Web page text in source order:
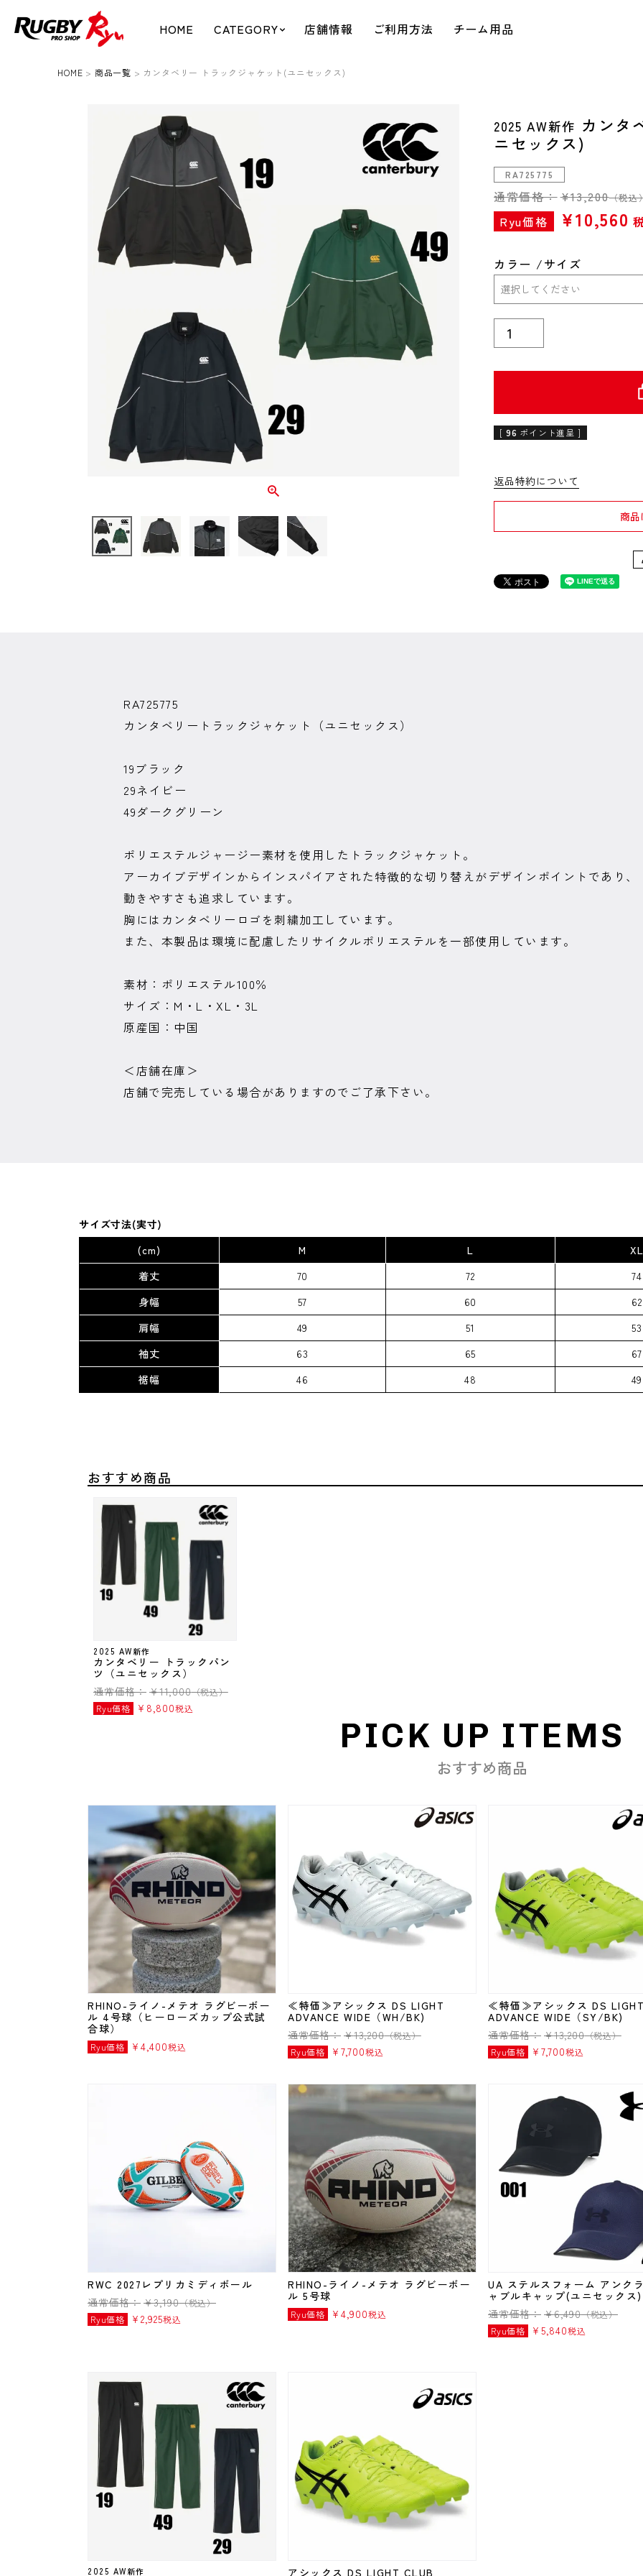
HOME CATEGORY 店舗情報 ご利用方法 チーム用品
HOME 商品一覧 カンタベリー トラックジャケット(ユニセックス)
2025 AW新作 カンタ
ニセックス)
RA725775
通常価格：¥13,200（税込
Ryu価格 ¥10,560
カラー サイズ
[ 96 ポイント進呈 ]
返品特約について
商品
RA725775
カンタベリートラックジャケット（ユニセックス）
19ブラック
29ネイビー
49ダークグリーン
ポリエステルジャージー素材を使用したトラックジャケット。
アーカイブデザインからインスパイアされた特徴的な切り替えがデザインポイントであり、
動きやすさも追求しています。
胸にはカンタベリーロゴを刺繍加工しています。
また、本製品は環境に配慮したリサイクルポリエステルを一部使用しています。
素材：ポリエステル100％
サイズ：M・L・XL・3L
原産国：中国
＜店舗在庫＞
店舗で完売している場合がありますのでご了承下さい。
サイズ寸法(実寸)
(cm)
M L XL
着丈
70 72 74
身幅
57 60 62
肩幅
49 51 53
袖丈
63 65 67
裾幅
46 48 49
おすすめ商品
2025 AW新作
カンタベリー トラックパン
ツ（ユニセックス）
通常価格： ¥11,000（税込）
Ryu価格
¥ 8,800税込
PICK UP ITEMS
おすすめ商品
RHINO-ライノ-メテオ ラグビーボー
ル 4号球（ヒーローズカップ公式試
合球）
Ryu価格 ¥ 4,400税込
≪特価≫アシックス DS LIGHT
ADVANCE WIDE（WH/BK)
通常価格： ¥13,200（税込）
Ryu価格
¥ 7,700税込
≪特価≫アシックス DS LIGHT
ADVANCE WIDE（SY/BK)
通常価格： ¥13,200（税込）
Ryu価格
¥ 7,700税込
RWC 2027レプリカミディボール
通常価格： ¥3,190（税込）
Ryu価格
¥ 2,925税込
RHINO-ライノ-メテオ ラグビーボー
ル 5号球
Ryu価格 ¥ 4,900税込
UA ステルスフォーム アンク
ャブルキャップ(ユニセックス)
通常価格： ¥6,490（税込）
Ryu価格
¥ 5,840税込
2025 AW新作 アシックス DS LIGHT CLUB